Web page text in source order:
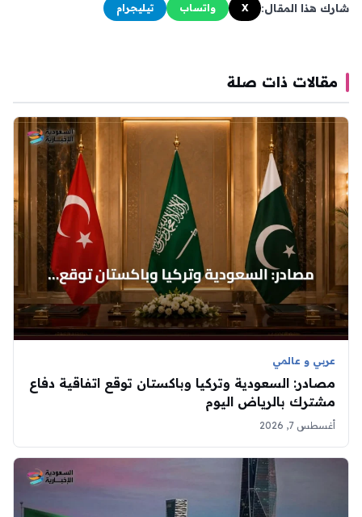
شارك هذا المقال: X واتساب تيليجرام
مقالات ذات صلة
عربي و عالمي
مصادر: السعودية وتركيا وباكستان توقع اتفاقية دفاع
مشترك بالرياض اليوم
أغسطس 7, 2026